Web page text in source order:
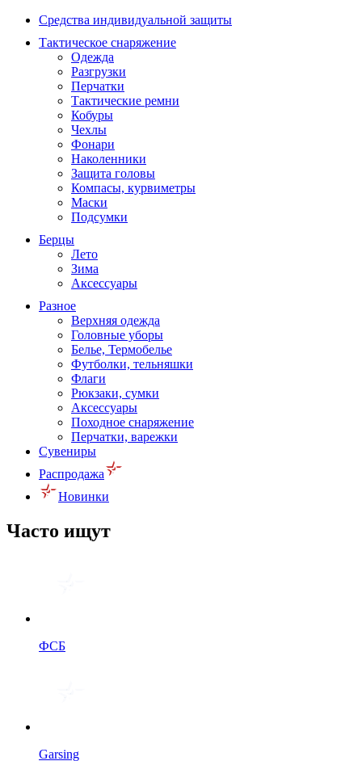
Средства индивидуальной защиты
Тактическое снаряжение
Одежда
Разгрузки
Перчатки
Тактические ремни
Кобуры
Чехлы
Фонари
Наколенники
Защита головы
Компасы, курвиметры
Маски
Подсумки
Берцы
Лето
Зима
Аксессуары
Разное
Верхняя одежда
Головные уборы
Белье, Термобелье
Футболки, тельняшки
Флаги
Рюкзаки, сумки
Аксессуары
Походное снаряжение
Перчатки, варежки
Сувениры
Распродажа
Новинки
Часто ищут
ФСБ
Garsing